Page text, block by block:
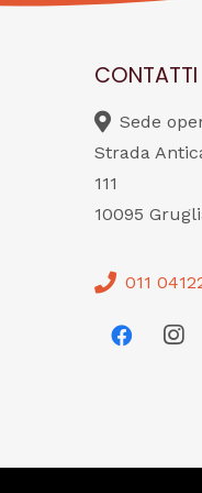
CONTATTI
Sede
Strada
111
10095
011